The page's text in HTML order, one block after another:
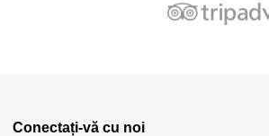
Conectați-vă cu noi